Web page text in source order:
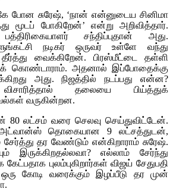
போன சுரேஷ், ‘நான் என்னுடைய சினிமா
மூடப் போகிறேன்’ என்று அறிவித்தார்.
சந்திப்புதான் அது.
நடிகர் ஒருவர் உள்ளே வந்து
வைக்கிறேன். பிரஸ்மீட்டை தள்ளி
கொண்டாராம். அதனால் இப்போதைக்கு
அது. நிஜத்தில் நடப்பது என்ன?
தலையை பிய்த்துக்
வருகின்றன.
80 லட்சம் வரை செலவு செய்துவிட்டேன்.
தொகையான 9 லட்சத்துடன்,
தர வேண்டும் என்கிறாராம் சுரேஷ்.
இருக்கிறதல்லவா? எல்லாம் சேர்ந்து
புலம்புகிறார்கள் விஜய் சேதுபதி
ஒரு கோடி வரைக்கும் இழப்பீடு தர முன்